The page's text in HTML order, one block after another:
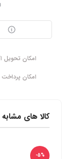
امکان تحویل
امکان
کالا های مشابه
-5%